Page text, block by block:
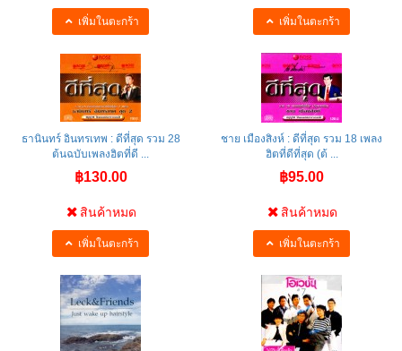
เพิ่มในตะกร้า เพิ่มในตะกร้า
ธานินทร์ อินทรเทพ : ดีที่สุด รวม 28
ต้นฉบับเพลงฮิตที่ดี ...
฿130.00
สินค้าหมด
เพิ่มในตะกร้า
ชาย เมืองสิงห์ : ดีที่สุด รวม 18 เพลง
ฮิตที่ดีที่สุด (ต้ ...
฿95.00
สินค้าหมด
เพิ่มในตะกร้า